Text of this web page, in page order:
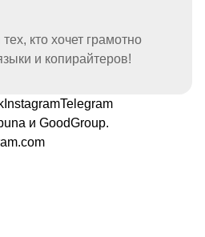
кто хочет грамотно
и копирайтеров!
InstagramTelegram
и GoodGroup.